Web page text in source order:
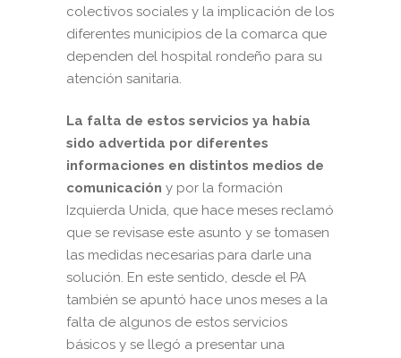
colectivos sociales y la implicación de los
diferentes municipios de la comarca que
dependen del hospital rondeño para su
atención sanitaria.
La falta de estos servicios ya había
sido advertida por diferentes
informaciones en distintos medios de
comunicación y por la formación
Izquierda Unida, que hace meses reclamó
que se revisase este asunto y se tomasen
las medidas necesarias para darle una
solución. En este sentido, desde el PA
también se apuntó hace unos meses a la
falta de algunos de estos servicios
básicos y se llegó a presentar una